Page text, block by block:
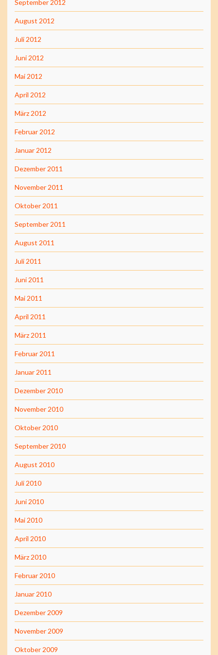
September 2012
August 2012
Juli 2012
Juni 2012
Mai 2012
April 2012
März 2012
Februar 2012
Januar 2012
Dezember 2011
November 2011
Oktober 2011
September 2011
August 2011
Juli 2011
Juni 2011
Mai 2011
April 2011
März 2011
Februar 2011
Januar 2011
Dezember 2010
November 2010
Oktober 2010
September 2010
August 2010
Juli 2010
Juni 2010
Mai 2010
April 2010
März 2010
Februar 2010
Januar 2010
Dezember 2009
November 2009
Oktober 2009